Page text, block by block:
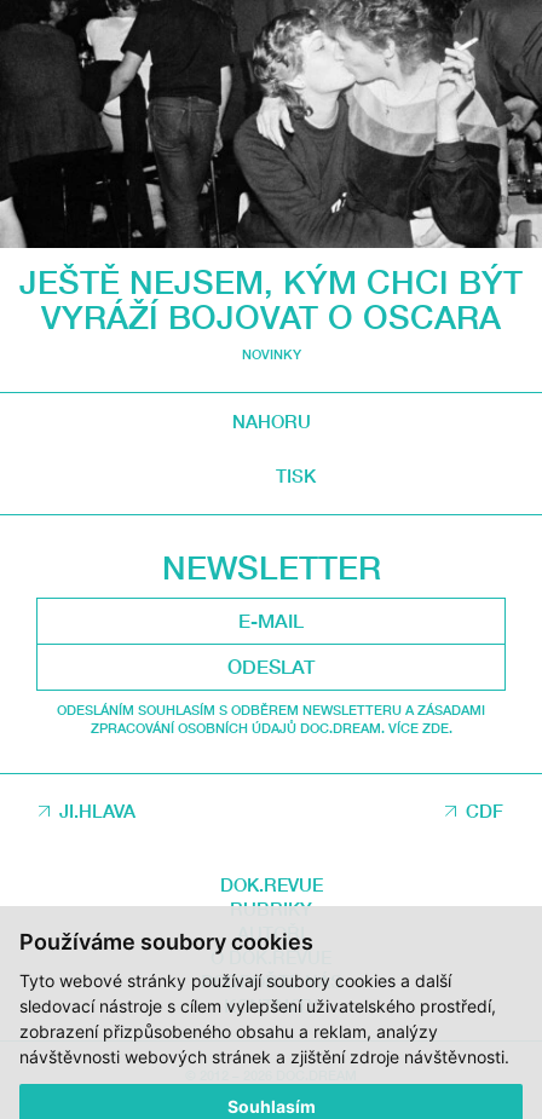
Používáme soubory cookies
Tyto webové stránky používají soubory cookies a další
sledovací nástroje s cílem vylepšení uživatelského prostředí,
zobrazení přizpůsobeného obsahu a reklam, analýzy
návštěvnosti webových stránek a zjištění zdroje návštěvnosti.
Souhlasím
JEŠTĚ NEJSEM, KÝM CHCI BÝT
VYRÁŽÍ BOJOVAT O OSCARA
NOVINKY
NAHORU
TISK
NEWSLETTER
ODESLAT
ODESLÁNÍM SOUHLASÍM S ODBĚREM NEWSLETTERU A ZÁSADAMI
ZPRACOVÁNÍ OSOBNÍCH ÚDAJŮ DOC.DREAM. VÍCE ZDE.
JI.HLAVA CDF
DOK.REVUE
RUBRIKY
AUTOŘI
O DOK.REVUE
PODPOŘTE NÁS
KONTAKTY
ZA PODPORY STÁTNÍHO FONDU KINEMATOGRAFIE, KRAJE VYSOČINA A